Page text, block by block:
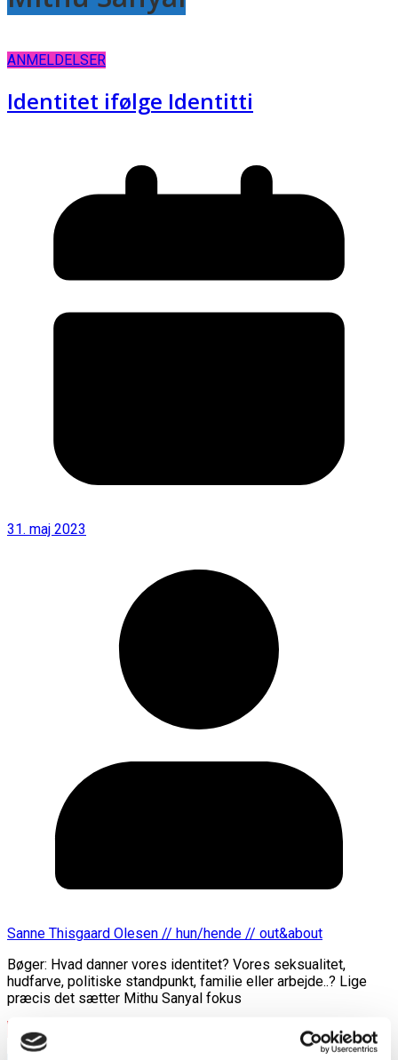
ANMELDELSER
Identitet ifølge Identitti
31. maj 2023
Sanne Thisgaard Olesen // hun/hende // out&about
Bøger: Hvad danner vores identitet? Vores seksualitet,
hudfarve, politiske standpunkt, familie eller arbejde..? Lige
præcis det sætter Mithu Sanyal fokus
Læs mere